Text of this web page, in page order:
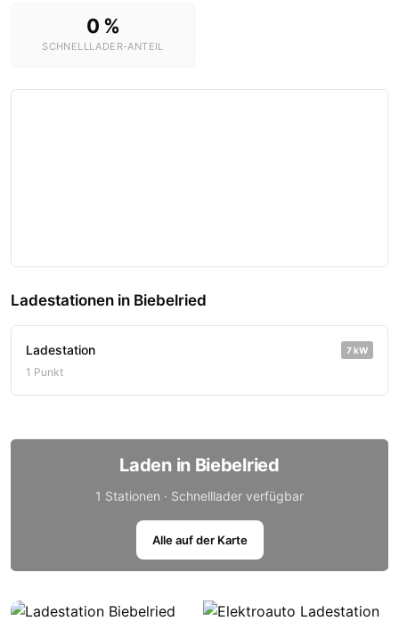
0 %
SCHNELLLADER-ANTEIL
Ladestationen in Biebelried
Ladestation 7 kW
1 Punkt
Laden in Biebelried
1 Stationen · Schnelllader verfügbar
Alle auf der Karte